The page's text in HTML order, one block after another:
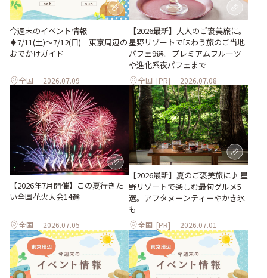
今週末のイベント情報
♦︎7/11(土)〜7/12(日)｜東京周辺の
おでかけガイド
全国 2026.07.09
【2026最新】大人のご褒美旅に。
星野リゾートで味わう旅のご当地
パフェ9選。プレミアムフルーツ
や進化系夜パフェまで
全国 [PR] 2026.07.08
【2026年7月開催】この夏行きた
い全国花火大会14選
全国 2026.07.05
【2026最新】夏のご褒美旅に♪ 星
野リゾートで楽しむ最旬グルメ5
選。アフタヌーンティーやかき氷
も
全国 [PR] 2026.07.01